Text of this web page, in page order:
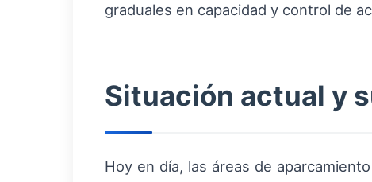
graduales en capacidad y control de
Situación actual y
Hoy en día, las áreas de